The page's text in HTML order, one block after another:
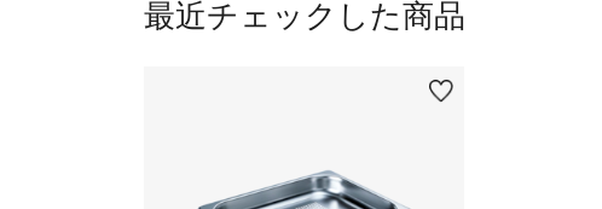
最近チェックした商品